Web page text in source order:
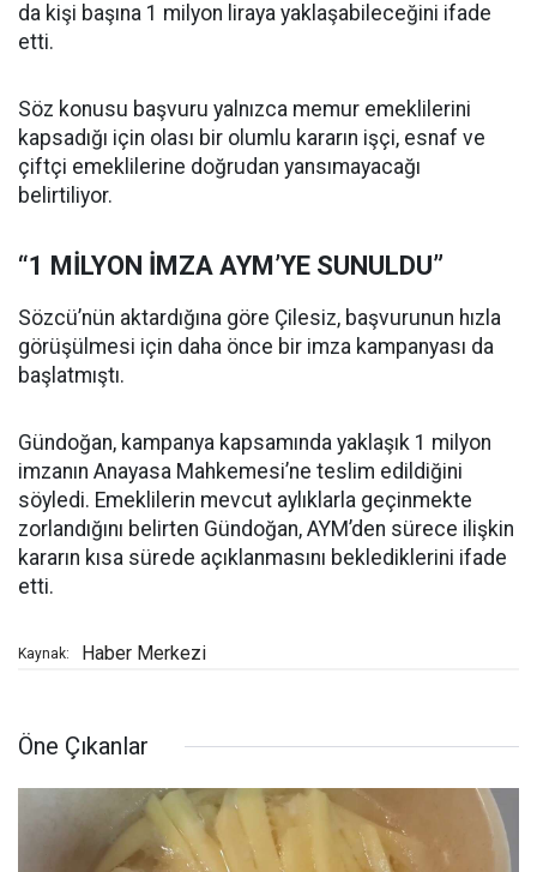
da kişi başına 1 milyon liraya yaklaşabileceğini ifade
etti.
Söz konusu başvuru yalnızca memur emeklilerini
kapsadığı için olası bir olumlu kararın işçi, esnaf ve
çiftçi emeklilerine doğrudan yansımayacağı
belirtiliyor.
“1 MİLYON İMZA AYM’YE SUNULDU”
Sözcü’nün aktardığına göre Çilesiz, başvurunun hızla
görüşülmesi için daha önce bir imza kampanyası da
başlatmıştı.
Gündoğan, kampanya kapsamında yaklaşık 1 milyon
imzanın Anayasa Mahkemesi’ne teslim edildiğini
söyledi. Emeklilerin mevcut aylıklarla geçinmekte
zorlandığını belirten Gündoğan, AYM’den sürece ilişkin
kararın kısa sürede açıklanmasını beklediklerini ifade
etti.
Kaynak: Haber Merkezi
Öne Çıkanlar